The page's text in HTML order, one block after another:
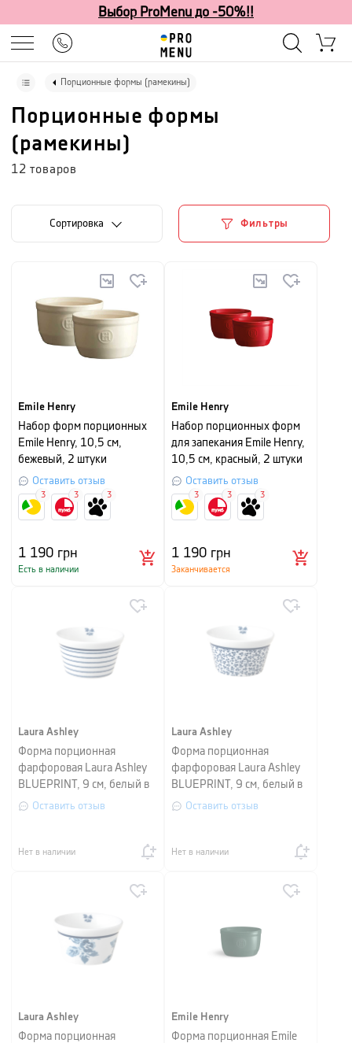
Выбор ProMenu до -50%!!
Порционные формы (рамекины)
Порционные формы
(рамекины)
12 товаров
Cортировка Фильтры
Emile Henry
Набор форм порционных
Emile Henry, 10,5 см,
бежевый, 2 штуки
Оставить отзыв
1 190 грн
Есть в наличии
3 3 3
Emile Henry
Набор порционных форм
для запекания Emile Henry,
10,5 см, красный, 2 штуки
Оставить отзыв
1 190 грн
Заканчивается
3 3 3
Laura Ashley
Форма порционная
фарфоровая Laura Ashley
BLUEPRINT, 9 см, белый в
синюю полоску
Оставить отзыв
Нет в наличии
Laura Ashley
Форма порционная
фарфоровая Laura Ashley
BLUEPRINT, 9 см, белый в
синий мелкий цветок
Оставить отзыв
Нет в наличии
Laura Ashley
Форма порционная
Emile Henry
Форма порционная Emile